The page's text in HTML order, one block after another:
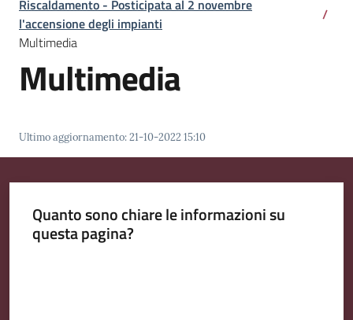
Amministrazione
Servizi
Novità
Menu selezionato
Emilia
Riscaldamento - Posticipata al 2 novembre
l'accensione degli impianti
/
Multimedia
Multimedia
Ultimo aggiornamento:21-10-2022 15:10
Quanto sono chiare le informazioni su
questa pagina?